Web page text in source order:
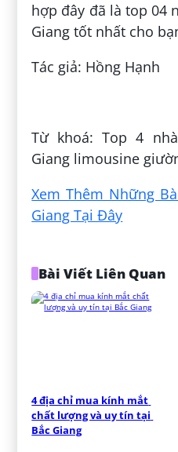
hợp đây đã là top 04
Giang tốt nhất cho
Tác giả: Hồng Hạnh
Từ khoá: Top 4
Giang limousine
Xem Thêm Những
Giang Tại Đây
Bài Viết Liên Quan
4 địa chỉ mua kính mắt
chất lượng và uy tín tại
Bắc Giang